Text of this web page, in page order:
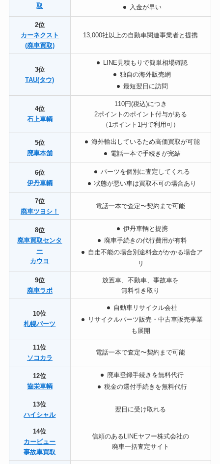
取
入 金が早い
2位
カーネクスト
(廃車買取)
13,000社以上の自動車関連事業者と提携
3位
TAU(タウ)
INE見積もりで簡単相場確認
独自の海外販売網
最短翌日に訪問
4位
石上車輌
110円(税込)につき
2ポイントのポイント付与がある
（1ポイント1円で利用可）
5位
廃車本舗
海外輸出しているため高価買取が可能
電話一本で手続きが完結
6位
伊丹車輌
パーツを個別に査定してくれる
状態が悪い車は買取不可の場合あり
7位
廃車ツヨシ！
電話一本で査定〜契約まで可能
8位
廃車買取センタ
ー
カウヨ
伊丹車輌と提携
廃車手続きの代行費用が有料
自 走不能の場合別途料金がかかる場合ア
リ
9位
廃車ラボ
放置車、不動車、事故車を
無料引き取り
10位
札幌パーツ
自動車リサイクル会社
リサイクルパーツ販売・中古車販売事業
も展開
11位
ソコカラ
電話一本で査定〜契約まで可能
12位
協栄車輌
廃車登録手続きを無料代行
税金の還付手続きを無料代行
13位
ハイシャル
翌日に受け取れる
14位
カービュー
事故車買取
信頼のあるLINEヤフー株式会社の
廃車一括査定サイト